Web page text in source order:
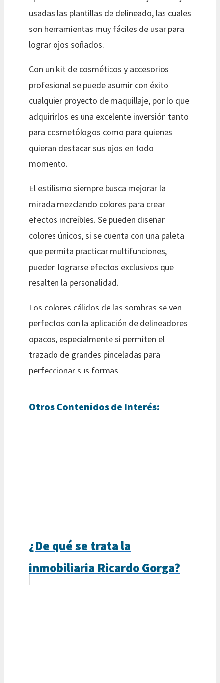
usadas las plantillas de delineado, las cuales
son herramientas muy fáciles de usar para
lograr ojos soñados.
Con un kit de cosméticos y accesorios
profesional se puede asumir con éxito
cualquier proyecto de maquillaje, por lo que
adquirirlos es una excelente inversión tanto
para cosmetólogos como para quienes
quieran destacar sus ojos en todo
momento.
El estilismo siempre busca mejorar la
mirada mezclando colores para crear
efectos increíbles. Se pueden diseñar
colores únicos, si se cuenta con una paleta
que permita practicar multifunciones,
pueden lograrse efectos exclusivos que
resalten la personalidad.
Los colores cálidos de las sombras se ven
perfectos con la aplicación de delineadores
opacos, especialmente si permiten el
trazado de grandes pinceladas para
perfeccionar sus formas.
Otros Contenidos de Interés:
¿De qué se trata la
inmobiliaria Ricardo Gorga?